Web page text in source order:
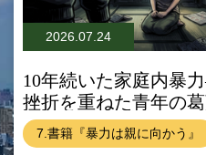
2026.07.24
10年続いた家庭内暴
挫折を重ねた青年の
家族の苦悩
7.書籍『暴力は親に向かう』